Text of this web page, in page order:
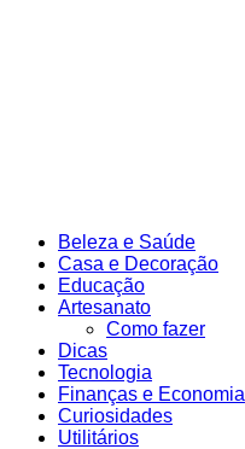
Beleza e Saúde
Casa e Decoração
Educação
Artesanato
Como fazer
Dicas
Tecnologia
Finanças e Economia
Curiosidades
Utilitários